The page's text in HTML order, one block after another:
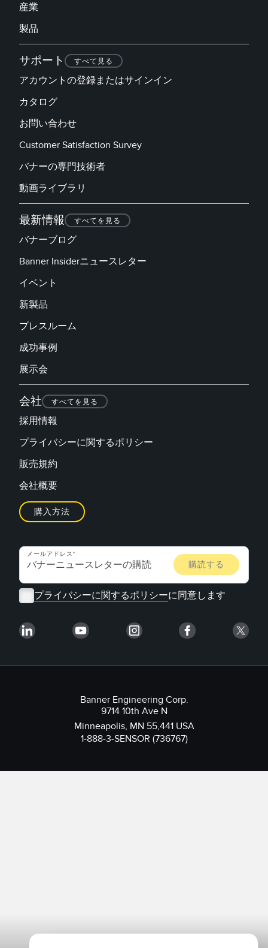
産業
製品
サポート すべて見る
アカウントの登録またはサインイン
カタログ
お問い合わせ
Customer Satisfaction Survey
バナーの専門技術者
動画ライブラリ
最新情報 すべてを見る
バナーブログ
Banner Insiderニュースレター
イベント
新製品
プレスルーム
成功事例
展示会
会社 すべてを見る
採用情報
プライバシーに関するポリシー
販売規約
会社概要
購入方法
メールアドレス
プライバシーに関するポリシーに同意します
Banner Engineering Corp.
9714 10th Ave N
Minneapolis, MN 55,441 USA
1-888-3-SENSOR (736767)